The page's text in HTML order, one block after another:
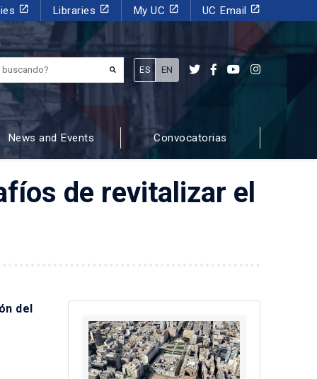
launch Libraries launch My UC launch UC Email launch
¿Qué estás buscando?
ES EN
News and Events Convocatorias
de revitalizar el
del